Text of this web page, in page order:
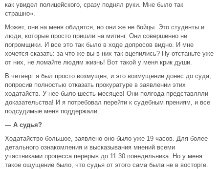
как увидел полицейского, сразу поднял руки. Мне было так
страшно».
Может, они на меня обидятся, но они же не бойцы. Это студенты и
люди, которые просто пришли на митинг. Они совершенно не
погромщики. И все это так было в ходе допросов видно. И мне
хочется сказать: за что же вы в них так вцепились? Ну отстаньте уже
от них, не ломайте людям жизнь! Вот такой у меня крик души.
В четверг я был просто возмущен, и это возмущение донес до суда,
попросив полностью отказать прокуратуре в заявлении этих
ходатайств. У нее было шесть месяцев! Они полгода представляли
доказательства! И я потребовал перейти к судебным прениям, и все
подсудимые меня поддержали.
— А судья?
Ходатайство большое, заявлено оно было уже 19 часов. Для более
детального ознакомления и высказывания мнений всеми
участниками процесса перерыв до 11.30 понедельника. Но у меня
такое ощущение было, что судья от этого сама была не в восторге.